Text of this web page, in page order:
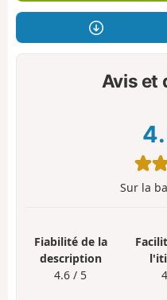
Avis et
Sur la
Fiabilité de la
description
4.6 / 5